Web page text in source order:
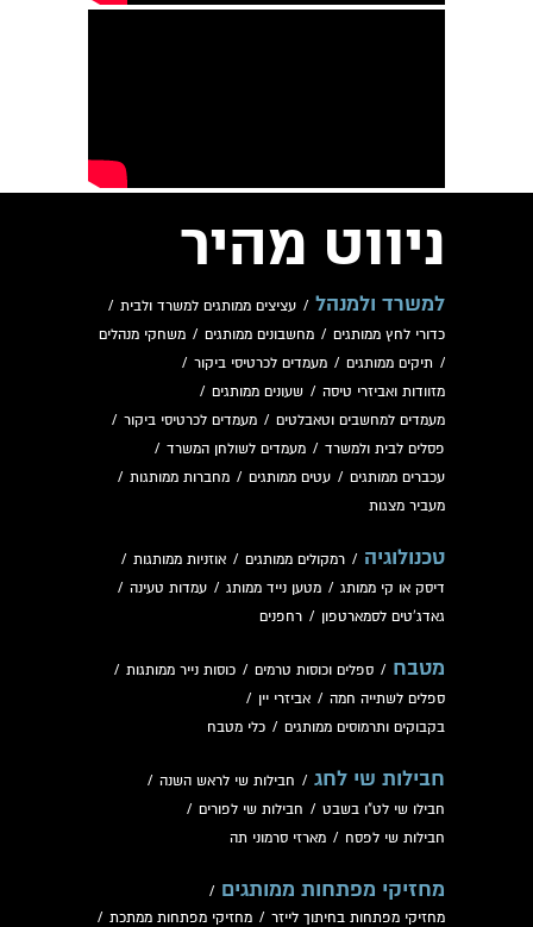
ניווט מהיר
למשרד ולמנהל / עציצים ממותגים למשרד ולבית /
כדורי לחץ ממותגים / מחשבונים ממותגים / משחקי מנהלים
/ תיקים ממותגים / מעמדים לכרטיסי ביקור /
מזוודות ואביזרי טיסה / שעונים ממותגים /
מעמדים למחשבים וטאבלטים / מעמדים לכרטיסי ביקור /
פסלים לבית ולמשרד / מעמדים לשולחן המשרד /
עכברים ממותגים / עטים ממותגים / מחברות ממותגות /
מעביר מצגות
טכנולוגיה / רמקולים ממותגים / אוזניות ממותגות /
דיסק או קי ממותג / מטען נייד ממותג / עמדות טעינה /
גאדג'טים לסמארטפון / רחפנים
מטבח / ספלים וכוסות טרמים / כוסות נייר ממותגות /
ספלים לשתייה חמה / אביזרי יין /
בקבוקים ותרמוסים ממותגים / כלי מטבח
חבילות שי לחג / חבילות שי לראש השנה /
חבילו שי לט"ו בשבט / חבילות שי לפורים /
חבילות שי לפסח / מארזי סרמוני תה
מחזיקי מפתחות ממותגים /
מחזיקי מפתחות בחיתוך לייזר / מחזיקי מפתחות ממתכת /